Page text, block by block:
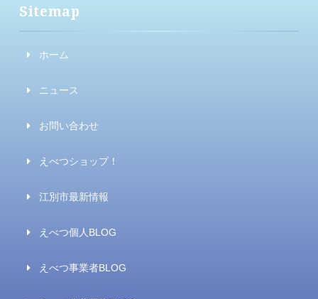
Sitemap
ホーム
ニュース
お問い合わせ
えべつショップ！
江別市最新情報
えべつ個人BLOG
えべつ事業者BLOG